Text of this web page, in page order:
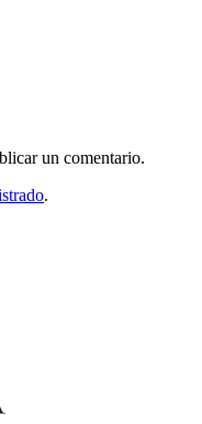
un comentario.
.